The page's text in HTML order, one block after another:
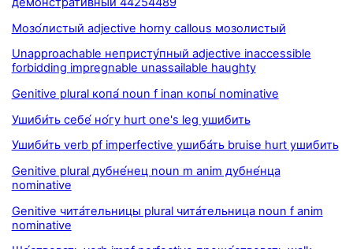
Мозо́листый adjective horny callous мозолистый
Unapproachable непристу́пный adjective inaccessible
forbidding impregnable unassailable haughty
Genitive plural копа́ noun f inan копы́ nominative
Ушиби́ть себе́ но́гу hurt one's leg ушибить
Ушиби́ть verb pf imperfective ушиба́ть bruise hurt ушибить
Genitive plural дубне́нец noun m anim дубне́нца
nominative
Genitive чита́тельницы plural чита́тельница noun f anim
nominative